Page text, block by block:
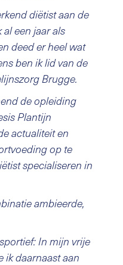
diëtist aan de
een jaar als
deed er heel wat
ben ik lid van de
Brugge.
de opleiding
Plantijn
actualiteit en
op te
specialiseren in
ambieerde,
In mijn vrije
ik daarnaast aan